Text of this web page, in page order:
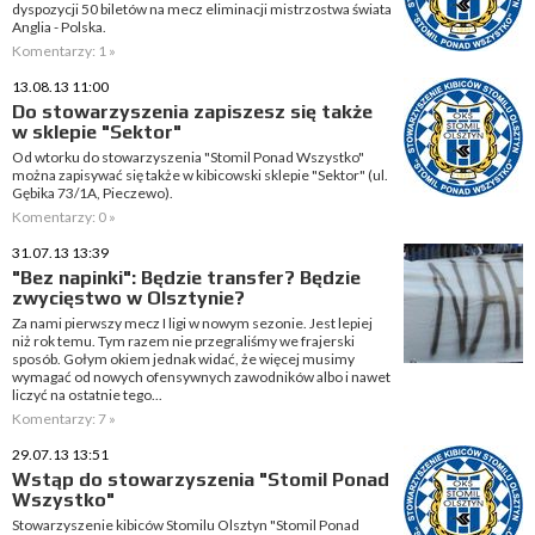
dyspozycji 50 biletów na mecz eliminacji mistrzostwa świata
Anglia - Polska.
Komentarzy: 1 »
13.08.13 11:00
Do stowarzyszenia zapiszesz się także
w sklepie "Sektor"
Od wtorku do stowarzyszenia "Stomil Ponad Wszystko"
można zapisywać się także w kibicowski sklepie "Sektor" (ul.
Gębika 73/1A, Pieczewo).
Komentarzy: 0 »
31.07.13 13:39
"Bez napinki": Będzie transfer? Będzie
zwycięstwo w Olsztynie?
Za nami pierwszy mecz I ligi w nowym sezonie. Jest lepiej
niż rok temu. Tym razem nie przegraliśmy we frajerski
sposób. Gołym okiem jednak widać, że więcej musimy
wymagać od nowych ofensywnych zawodników albo i nawet
liczyć na ostatnie tego...
Komentarzy: 7 »
29.07.13 13:51
Wstąp do stowarzyszenia "Stomil Ponad
Wszystko"
Stowarzyszenie kibiców Stomilu Olsztyn "Stomil Ponad